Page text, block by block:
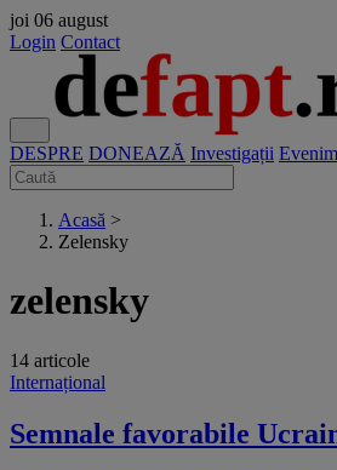
joi 06 august
Login Contact
DESPRE DONEAZĂ Investigații
Acasă >
Zelensky
zelensky
14 articole
Internațional
Semnale favorabile